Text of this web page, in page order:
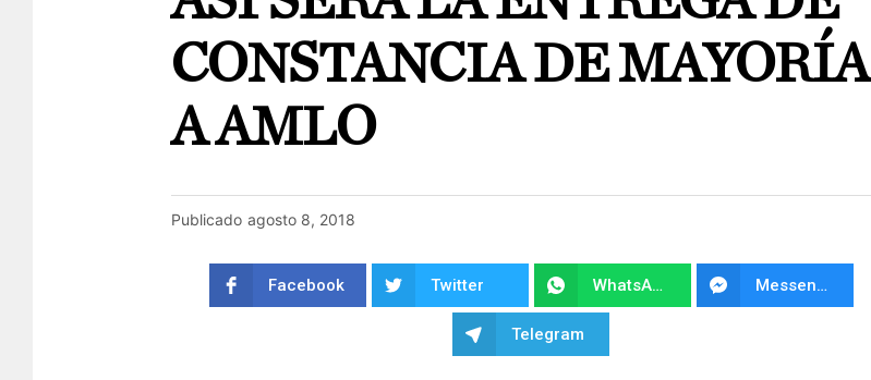
CONSTANCIA DE MAYORÍA
A AMLO
Publicado agosto 8, 2018
Facebook Twitter WhatsApp Messenger
Telegram